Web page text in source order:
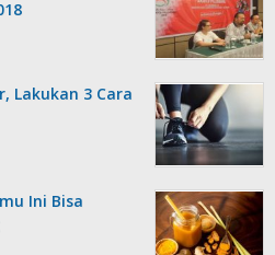
Lakukan 3 Cara
Ini Bisa